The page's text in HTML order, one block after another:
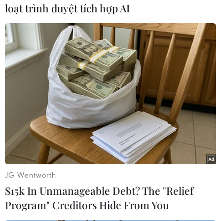
#Tử vong #COVID-19
#Nhiễm bệnh
#ILNA Iran
Theo dõi VietnamPlus
loạt trình duyệt tích hợp AI
JG Wentworth
$15k In Unmanageable Debt? The "Relief
Program" Creditors Hide From You